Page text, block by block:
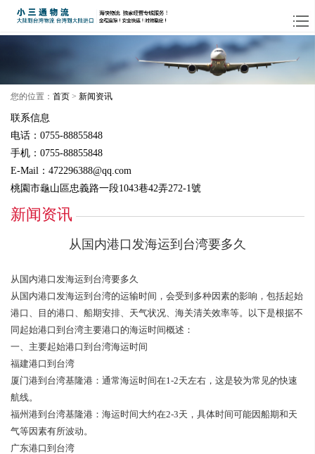
您的位置： 首页 > 新闻资讯
联系信息
电话：0755-88855848
手机：0755-88855848
E-Mail：472296388@qq.com
桃園市龜山區忠義路一段1043巷42弄272-1號
新闻资讯
从国内港口发海运到台湾要多久
从国内港口发海运到台湾要多久
从国内港口发海运到台湾的运输时间，会受到多种因素的影响，包括起始
港口、目的港口、船期安排、天气状况、海关清关效率等。以下是根据不
同起始港口到台湾主要港口的海运时间概述：
一、主要起始港口到台湾海运时间
福建港口到台湾
厦门港到台湾基隆港：通常海运时间在1-2天左右，这是较为常见的快速
航线。
福州港到台湾基隆港：海运时间大约在2-3天，具体时间可能因船期和天
气等因素有所波动。
广东港口到台湾